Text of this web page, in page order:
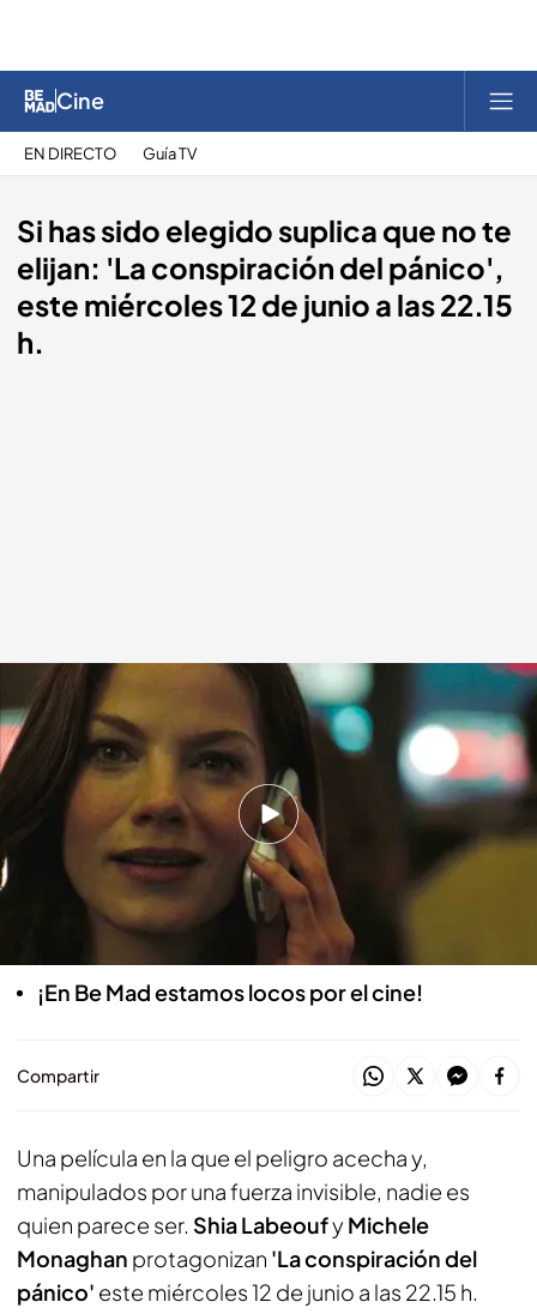
Cine
EN DIRECTO Guía TV
Si has sido elegido suplica que no te
elijan: 'La conspiración del pánico',
este miércoles 12 de junio a las 22.15
h.
'La conspiración del pánico'
bemad.es
10 JUN 2024 - 14:47h.
Thriller de acción e intriga dirigido por D.J.
Caruso
Protagonizada por Shia Labeouf y Michele
Monaghan
¡En Be Mad estamos locos por el cine!
Compartir
Una película en la que el peligro acecha y,
manipulados por una fuerza invisible, nadie es
quien parece ser. Shia Labeoufy Michele
Monaghan protagonizan 'La conspiración del
pánico' este miércoles 12 de junio a las 22.15 h.